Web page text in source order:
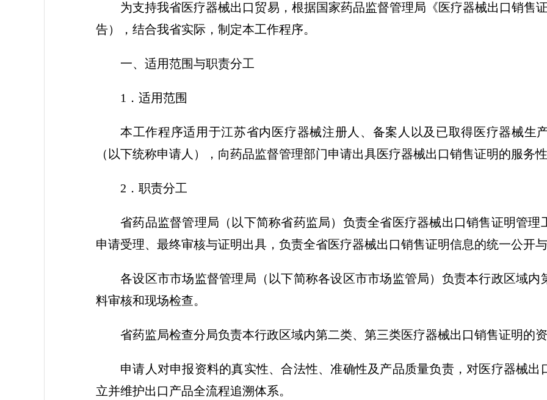
为支持我省医疗器械出口贸易，根据国家药品监督管理局《医疗器械出口销售
告），结合我省实际，制定本工作程序。
一、适用范围与职责分工
1．适用范围
本工作程序适用于江苏省内医疗器械注册人、备案人以及已取得医疗器械生
（以下统称申请人），向药品监督管理部门申请出具医疗器械出口销售证明的服务
2．职责分工
省药品监督管理局（以下简称省药监局）负责全省医疗器械出口销售证明管
申请受理、最终审核与证明出具，负责全省医疗器械出口销售证明信息的统一公开
各设区市市场监督管理局（以下简称各设区市市场监管局）负责本行政区域
料审核和现场检查。
省药监局检查分局负责本行政区域内第二类、第三类医疗器械出口销售证明的
申请人对申报资料的真实性、合法性、准确性及产品质量负责，对医疗器械
立并维护出口产品全流程追溯体系。